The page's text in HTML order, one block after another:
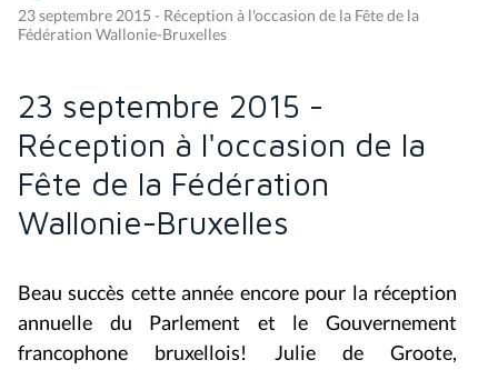
23 septembre 2015 - Réception à l'occasion de la Fête de la
Fédération Wallonie-Bruxelles
23 septembre 2015 -
Réception à l'occasion de la
Fête de la Fédération
Wallonie-Bruxelles
Beau succès cette année encore pour la réception
annuelle du Parlement et le Gouvernement
francophone bruxellois! Julie de Groote,